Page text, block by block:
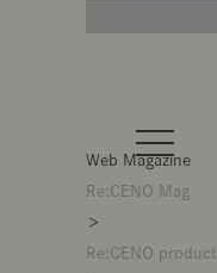
t
o
g
a
Web Magazine
Re:CENO Mag
＞
Re:CENO product